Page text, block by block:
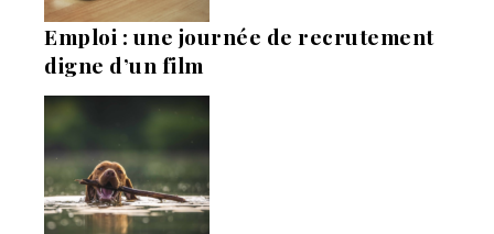
Emploi : une journée de recrutement
digne d’un film